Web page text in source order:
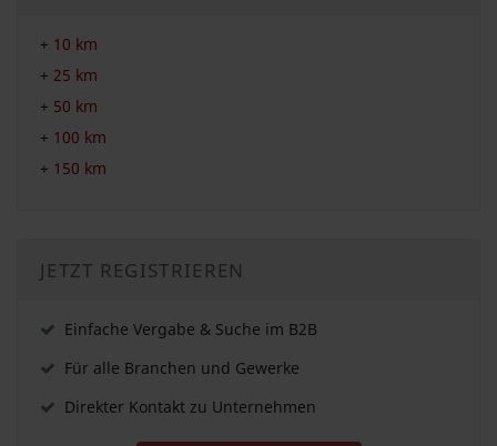
+ 10 km
+ 25 km
+ 50 km
+ 100 km
+ 150 km
JETZT REGISTRIEREN
Einfache Vergabe & Suche im B2B
Für alle Branchen und Gewerke
Direkter Kontakt zu Unternehmen